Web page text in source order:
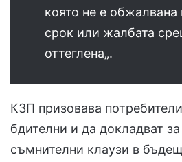
която не е обжалвана
срок или жалбата
оттеглена„.
КЗП призовава
бдителни и да докладват
съмнителни клаузи в